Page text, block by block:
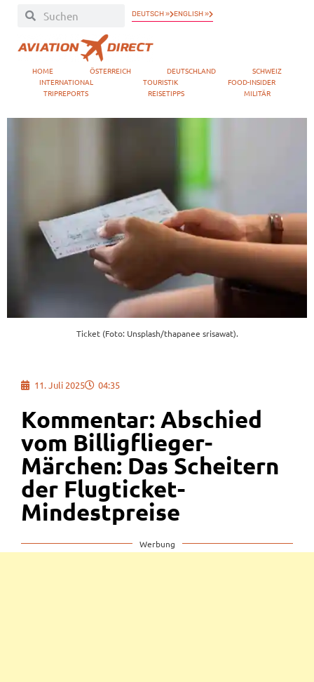
DEUTSCH » ENGLISH »
HOME ÖSTERREICH DEUTSCHLAND
SCHWEIZ
INTERNATIONAL
TOURISTIK
FOOD-INSIDER
TRIPREPORTS
REISETIPPS MILITÄR
Ticket (Foto: Unsplash/thapanee srisawat).
11. Juli 2025 04:35
Kommentar: Abschied
vom Billigflieger-
Märchen: Das Scheitern
der Flugticket-
Mindestpreise
Werbung